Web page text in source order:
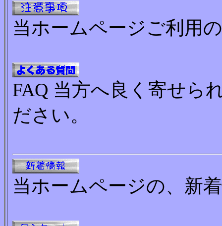
当ホームページご利用
FAQ 当方へ良く寄せら
ださい。
当ホームページの、新